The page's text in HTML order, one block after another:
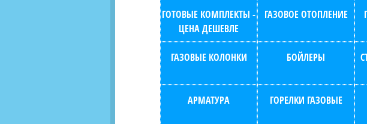
ГОТОВЫЕ КОМПЛЕКТЫ -
ЦЕНА ДЕШЕВЛЕ
ГАЗОВОЕ ОТОПЛЕНИЕ
ГАЗОВЫЕ КОЛОНКИ БОЙЛЕРЫ
АРМАТУРА ГОРЕЛКИ ГАЗОВЫЕ